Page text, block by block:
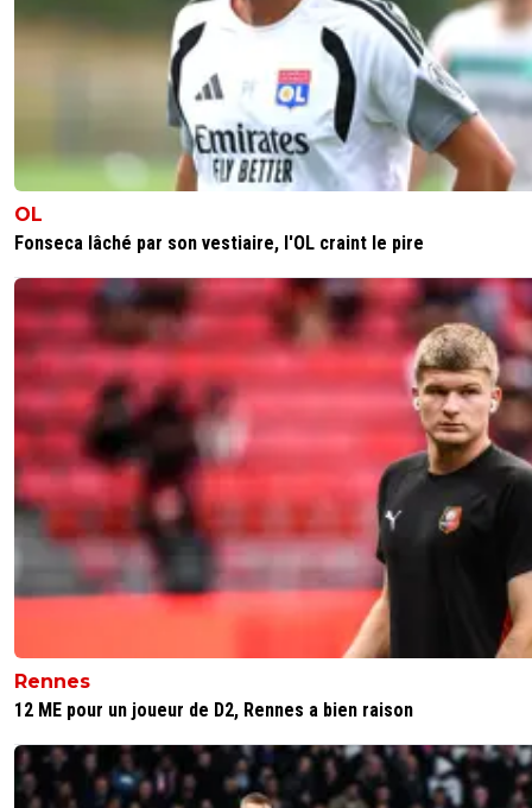
OL
Fonseca lâché par son vestiaire, l'OL craint le pire
Rennes
12 ME pour un joueur de D2, Rennes a bien raison